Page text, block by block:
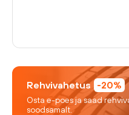
Rehvivahetus -20%
Osta e-poes ja saad
soodsamalt.